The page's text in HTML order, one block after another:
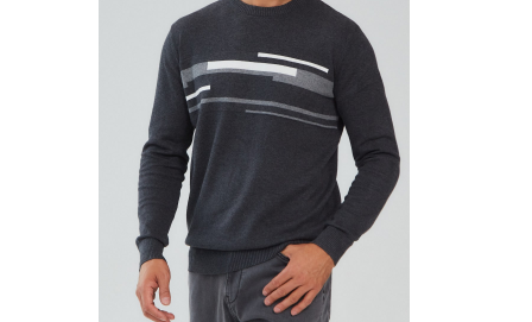
выбрать
странице
товара.